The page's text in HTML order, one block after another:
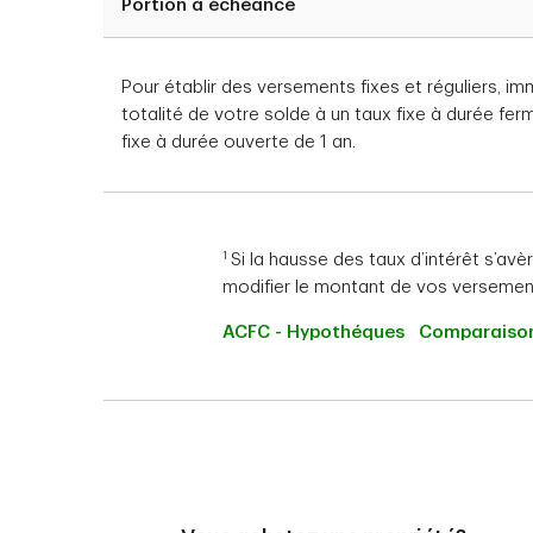
grande proportion
augmente, une plus
alors modifier le
en totalité.
hypothécaire à taux
la quittance :
Portion à échéance
Pour établir des versements fixes et réguliers,
totalité de votre solde à un taux fixe à durée
fixe à durée ouverte de 1 an.
1 Si la hausse des taux d’intérêt
modifier le montant de vos
ACFC - Hypothéques